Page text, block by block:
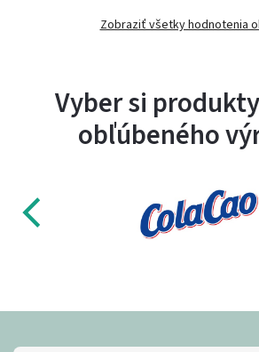
Zobraziť všetky hodnotenia
Vyber si
obľúbeného